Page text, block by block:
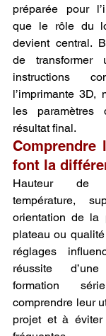
préparée pour
que le rôle du
devient central.
de
instructions
l’imprimante 3D,
les paramètres
résultat final.
Comprendre
font la
Hauteur de
température,
orientation de la
plateau ou
réglages
réussite
formation
comprendre leur
projet et à